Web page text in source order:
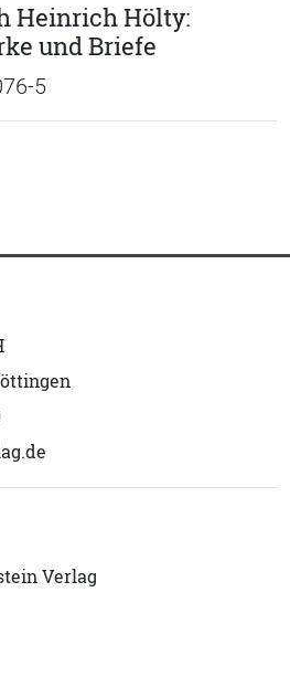
Heinrich Hölty:
und Briefe
5
Verlag